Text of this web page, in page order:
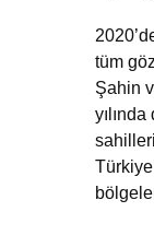
tüm
Şahin